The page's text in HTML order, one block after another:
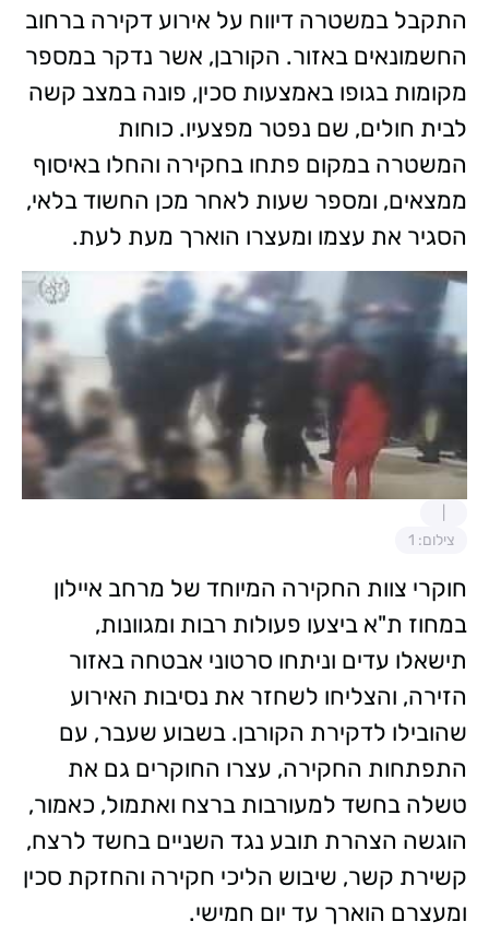
התקבל במשטרה דיווח על אירוע דקירה ברחוב
החשמונאים באזור. הקורבן, אשר נדקר במספר
מקומות בגופו באמצעות סכין, פונה במצב קשה
לבית חולים, שם נפטר מפצעיו. כוחות
המשטרה במקום פתחו בחקירה והחלו באיסוף
ממצאים, ומספר שעות לאחר מכן החשוד בלאי,
הסגיר את עצמו ומעצרו הוארך מעת לעת.
צילום: 1
חוקרי צוות החקירה המיוחד של מרחב איילון
במחוז ת"א ביצעו פעולות רבות ומגוונות,
תישאלו עדים וניתחו סרטוני אבטחה באזור
הזירה, והצליחו לשחזר את נסיבות האירוע
שהובילו לדקירת הקורבן. בשבוע שעבר, עם
התפתחות החקירה, עצרו החוקרים גם את
טשלה בחשד למעורבות ברצח ואתמול, כאמור,
הוגשה הצהרת תובע נגד השניים בחשד לרצח,
קשירת קשר, שיבוש הליכי חקירה והחזקת סכין
ומעצרם הוארך עד יום חמישי.